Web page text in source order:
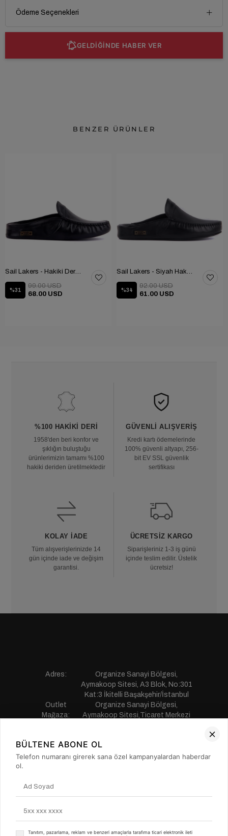
Ödeme Seçenekleri
GELDİĞİNDE HABER VER
BENZER ÜRÜNLER
Sail Lakers - Hakiki Deri Ev Terliği 110-547-X
%31
68.00 USD
99.00 USD
Sail Lakers - Siyah Hakiki Deri TABANLI Ev Terliği (balkon-bahçe) 110-547-RUBBER
%34
61.00 USD
92.00 USD
%100 HAKIKI DERI
1958'den beri konfor ve
şıklığın buluştuğu
ürünlerimizin tamamı %100
hakiki deriden üretilmektedir
GÜVENLI ALIŞVERIŞ
Kredi kartı ödemelerinde
100% güvenli altyapı, 256-
bit EV SSL güvenlik
sertifikası
KOLAY İADE
Tüm alışverişlerinizde 14
gün içinde iade ve değişim
garantisi.
ÜCRETSIZ KARGO
Siparişleriniz 1-3 iş günü
içinde teslim edilir. Üstelik
ücretsiz!
Adres:
Organize Sanayi Bölgesi,
Aymakoop Sitesi, A3 Blok, No:301
Kat:3 İkitelli Başakşehir/İstanbul
Outlet
Mağaza:
Organize Sanayi Bölgesi,
Aymakoop Sitesi,Ticaret Merkezi
Telefon:
0850 441 55 77
E-mail:
musterihizmetleri@saillakers.com.tr
MÜŞTERİ HİZMETLERİ
BÜLTENE ABONE OL
Telefon numaranı girerek sana özel kampanyalardan haberdar
ol.
Tanıtım, pazarlama, reklam ve benzeri amaçlarla tarafıma ticari elektronik ileti